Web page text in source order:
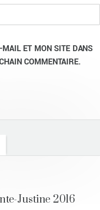
ET MON SITE DANS
COMMENTAIRE.
Justine 2016